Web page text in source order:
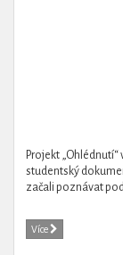
Projekt „Ohlédnutí“
studentský
začali poznávat
Více